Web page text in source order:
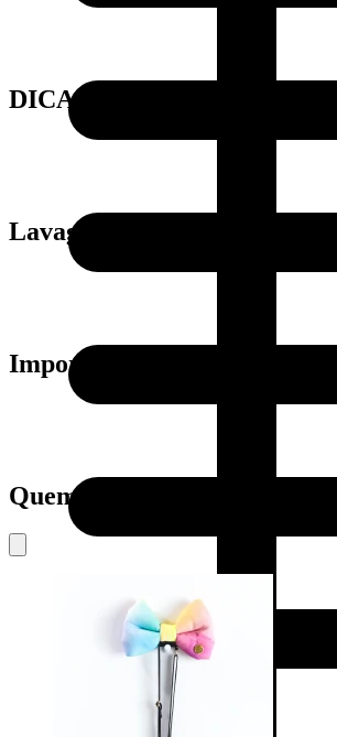
DICAS
Lavagem
Importante:
Quem viu este produto